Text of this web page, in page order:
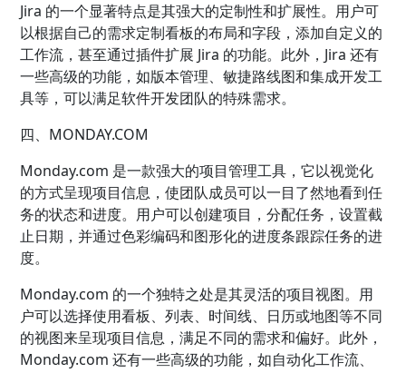
Jira 的一个显著特点是其强大的定制性和扩展性。用户可
以根据自己的需求定制看板的布局和字段，添加自定义的
工作流，甚至通过插件扩展 Jira 的功能。此外，Jira 还有
一些高级的功能，如版本管理、敏捷路线图和集成开发工
具等，可以满足软件开发团队的特殊需求。
四、MONDAY.COM
Monday.com 是一款强大的项目管理工具，它以视觉化
的方式呈现项目信息，使团队成员可以一目了然地看到任
务的状态和进度。用户可以创建项目，分配任务，设置截
止日期，并通过色彩编码和图形化的进度条跟踪任务的进
度。
Monday.com 的一个独特之处是其灵活的项目视图。用
户可以选择使用看板、列表、时间线、日历或地图等不同
的视图来呈现项目信息，满足不同的需求和偏好。此外，
Monday.com 还有一些高级的功能，如自动化工作流、